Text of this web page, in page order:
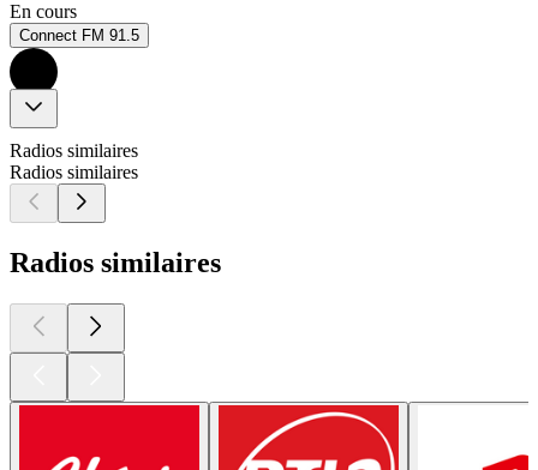
En cours
Connect FM 91.5
Radios similaires
Radios similaires
Radios similaires